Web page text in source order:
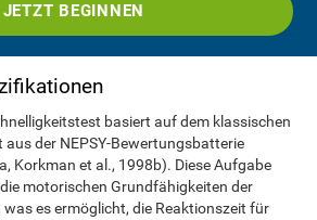
JETZT BEGINNEN
basiert auf dem klassischen
aus der NEPSY-Bewertungsbatterie
Korkman et al., 1998b). Diese Aufgabe
motorischen Grundfähigkeiten der
es ermöglicht, die Reaktionszeit für